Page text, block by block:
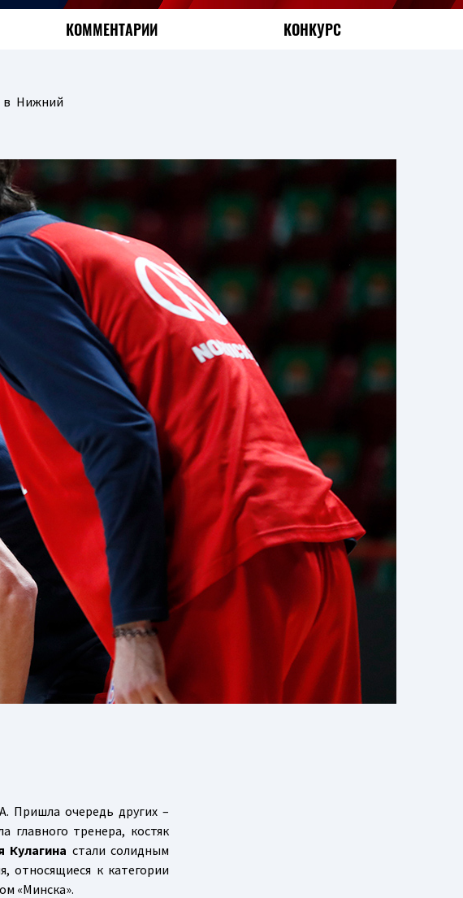
КОММЕНТАРИИ КОНКУРС
в Нижний
Пришла очередь других –
главного тренера, костяк
Кулагина стали солидным
относящиеся к категории
«Минска».